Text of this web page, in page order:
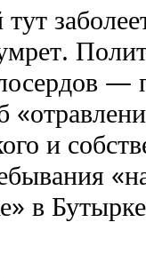
—
и
в Бутырке